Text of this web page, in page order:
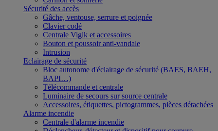
Sécurité des accès
Gâche, ventouse, serrure et poignée
Clavier codé
Centrale Vigik et accessoires
Bouton et poussoir anti-vandale
Intrusion
Eclairage de sécurité
Bloc autonome d'éclairage de sécurité (BAES, BAEH,
BAPI…)
Télécommande et centrale
Luminaire de secours sur source centrale
Accessoires, étiquettes, pictogrammes, pièces détachées
Alarme incendie
Centrale d'alarme incendie